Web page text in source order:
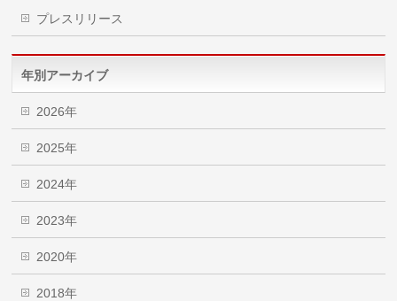
プレスリリース
年別アーカイブ
2026年
2025年
2024年
2023年
2020年
2018年